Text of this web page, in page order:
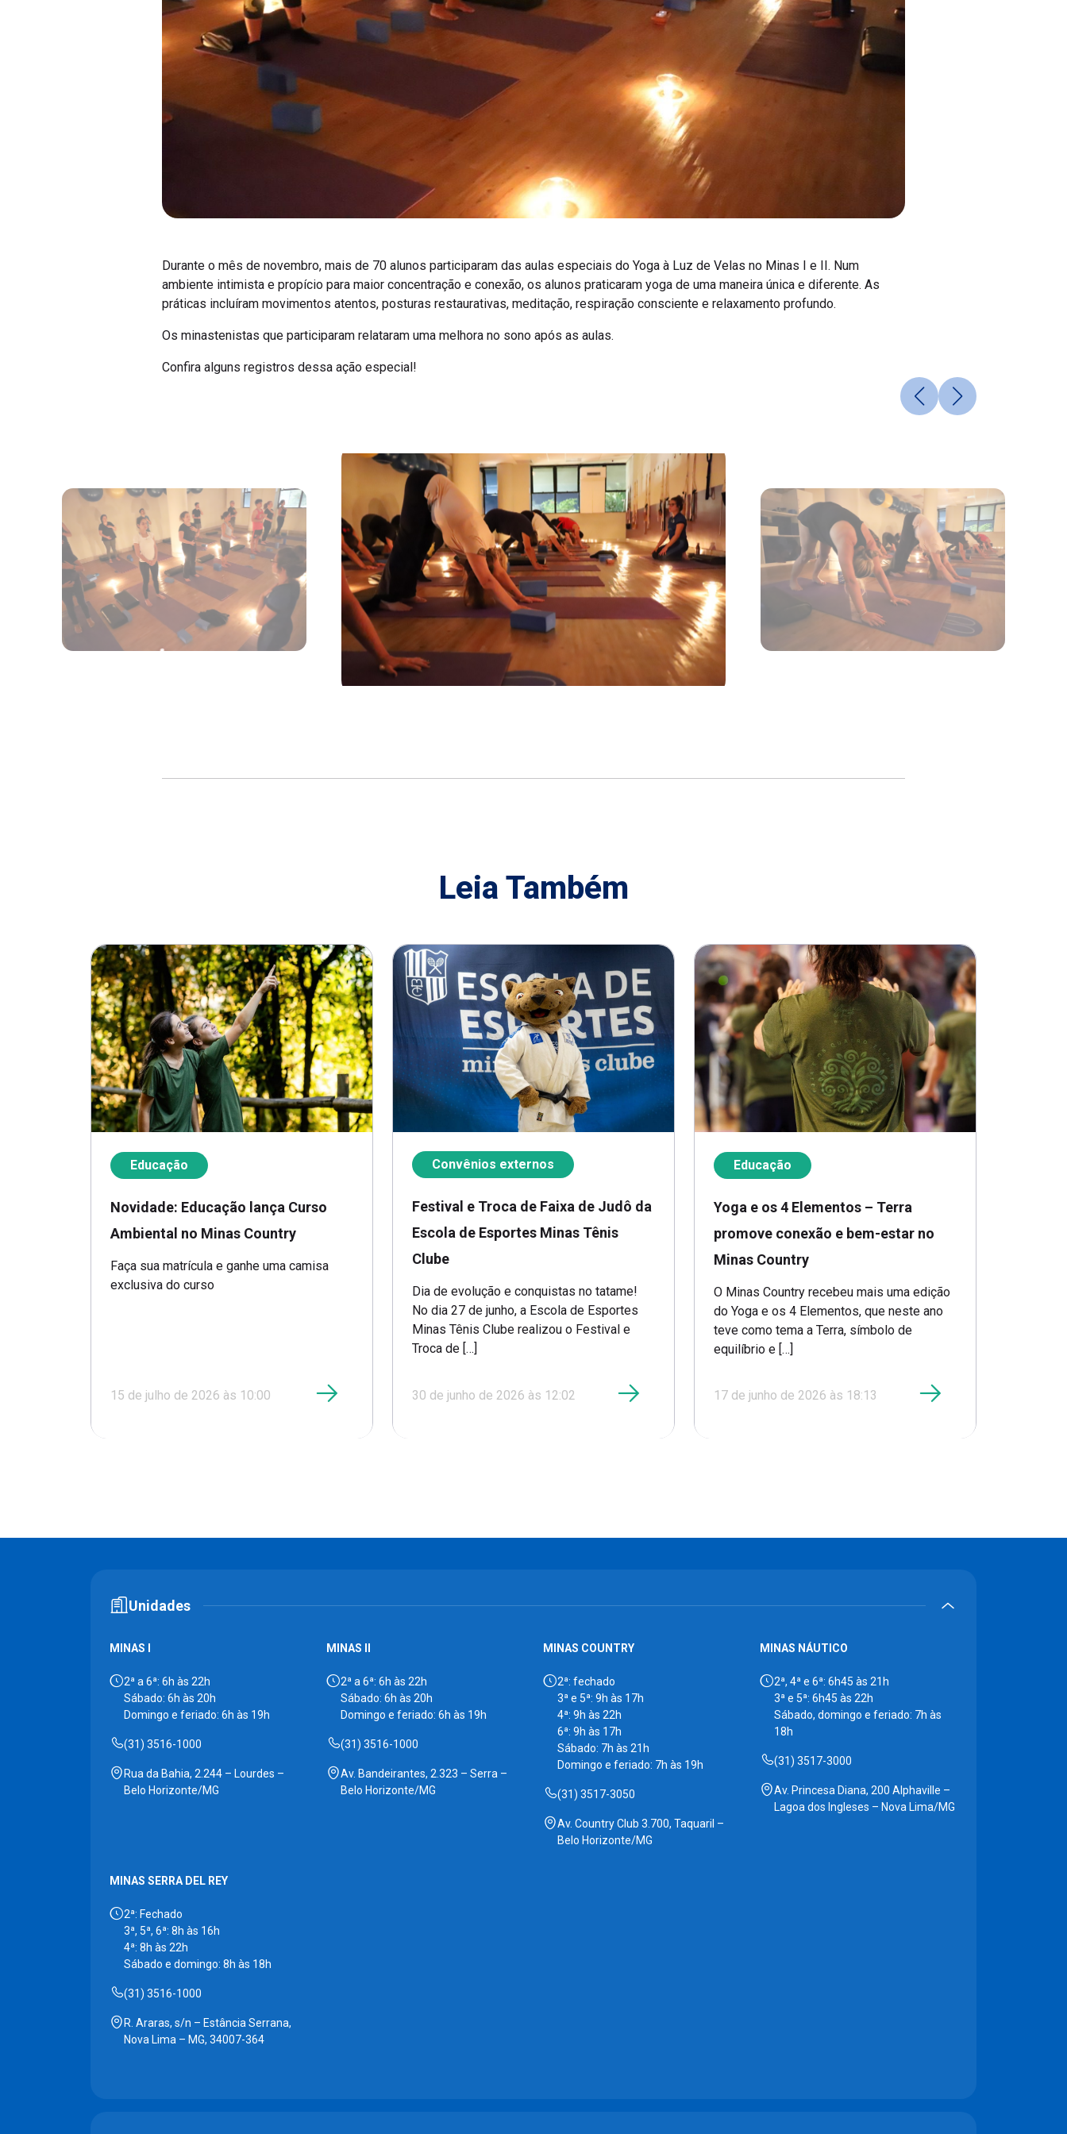
Durante o mês de novembro, mais de 70 alunos participaram das aulas especiais do Yoga à Luz de Velas no Minas I e II. Num
ambiente intimista e propício para maior concentração e conexão, os alunos praticaram yoga de uma maneira única e diferente. As
práticas incluíram movimentos atentos, posturas restaurativas, meditação, respiração consciente e relaxamento profundo.
Os minastenistas que participaram relataram uma melhora no sono após as aulas.
Confira alguns registros dessa ação especial!
Leia Também
Educação
Novidade: Educação lança Curso
Ambiental no Minas Country
Faça sua matrícula e ganhe uma camisa
exclusiva do curso
15 de julho de 2026 às 10:00
Convênios externos
Festival e Troca de Faixa de Judô da
Escola de Esportes Minas Tênis
Clube
Dia de evolução e conquistas no tatame!
No dia 27 de junho, a Escola de Esportes
Minas Tênis Clube realizou o Festival e
Troca de […]
30 de junho de 2026 às 12:02
Educação
Yoga e os 4 Elementos – Terra
promove conexão e bem-estar no
Minas Country
O Minas Country recebeu mais uma edição
do Yoga e os 4 Elementos, que neste ano
teve como tema a Terra, símbolo de
equilíbrio e […]
17 de junho de 2026 às 18:13
Unidades
MINAS I
2ª a 6ª: 6h às 22h
Sábado: 6h às 20h
Domingo e feriado: 6h às 19h
(31) 3516-1000
Rua da Bahia, 2.244 – Lourdes –
Belo Horizonte/MG
MINAS II
2ª a 6ª: 6h às 22h
Sábado: 6h às 20h
Domingo e feriado: 6h às 19h
(31) 3516-1000
Av. Bandeirantes, 2.323 – Serra –
Belo Horizonte/MG
MINAS COUNTRY
2ª: fechado
3ª e 5ª: 9h às 17h
4ª: 9h às 22h
6ª: 9h às 17h
Sábado: 7h às 21h
Domingo e feriado: 7h às 19h
(31) 3517-3050
Av. Country Club 3.700, Taquaril –
Belo Horizonte/MG
MINAS NÁUTICO
2ª, 4ª e 6ª: 6h45 às 21h
3ª e 5ª: 6h45 às 22h
Sábado, domingo e feriado: 7h às
18h
(31) 3517-3000
Av. Princesa Diana, 200 Alphaville –
Lagoa dos Ingleses – Nova Lima/MG
MINAS SERRA DEL REY
2ª: Fechado
3ª, 5ª, 6ª: 8h às 16h
4ª: 8h às 22h
Sábado e domingo: 8h às 18h
(31) 3516-1000
R. Araras, s/n – Estância Serrana,
Nova Lima – MG, 34007-364